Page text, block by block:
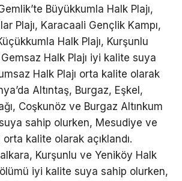
Büyükkumla Halk Plajı,
Plajı, Karacaali Gençlik Kampı,
Halk Plajı, Kurşunlu
Gemsaz Halk Plajı iyi kalite suya
Halk Plajı orta kalite olarak
Altıntaş, Burgaz, Eşkel,
Coşkunöz ve Burgaz Altınkum
sahip olurken, Mesudiye ve
orta kalite olarak açıklandı.
Kurşunlu ve Yeniköy Halk
iyi kalite suya sahip olurken,